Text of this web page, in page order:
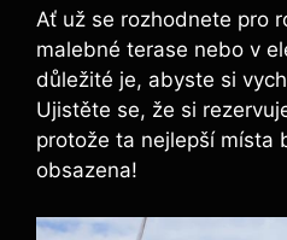
Ať už ⁣se rozhodnete pro
malebné terase nebo v
důležité je, abyste si
Ujistěte se, že si
protože ta nejlepší místa
obsazena!